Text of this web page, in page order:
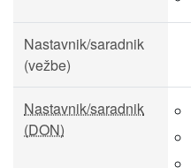
Nastavnik/saradnik
(vežbe)
Nastavnik/saradnik
(DON)